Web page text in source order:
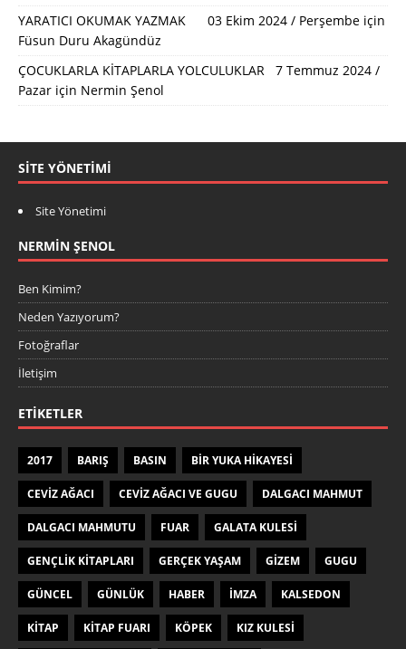
YARATICI OKUMAK YAZMAK 03 Ekim 2024 / Perşembe için
Füsun Duru Akagündüz
ÇOCUKLARLA KİTAPLARLA YOLCULUKLAR 7 Temmuz 2024 /
Pazar için Nermin Şenol
SITE YÖNETIMI
Site Yönetimi
NERMIN ŞENOL
Ben Kimim?
Neden Yazıyorum?
Fotoğraflar
İletişim
ETIKETLER
2017 BARIŞ BASIN BIR YUKA HIKAYESI
CEVIZ AĞACI CEVIZ AĞACI VE GUGU DALGACI MAHMUT
DALGACI MAHMUTU FUAR GALATA KULESI
GENÇLIK KITAPLARI GERÇEK YAŞAM GIZEM GUGU
GÜNCEL GÜNLÜK HABER IMZA KALSEDON
KITAP KITAP FUARI KÖPEK KIZ KULESI